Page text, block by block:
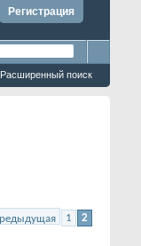
Регистрация
Расширенный поиск
1 2